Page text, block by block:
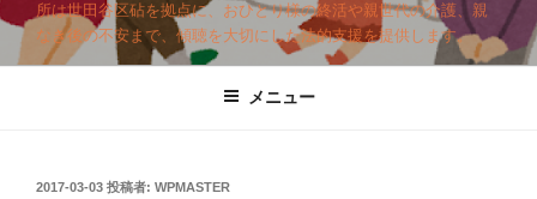
所は世田谷区砧を拠点に、おひとり様の終活や親世代の介護、親
なき後の不安まで、傾聴を大切にした法的支援を提供します。
メニュー
投
2017-03-03 投稿者: WPMASTER